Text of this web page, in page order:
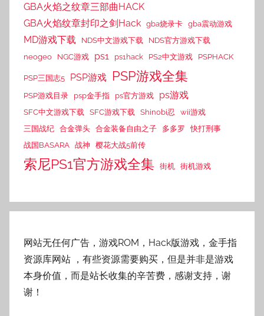
GBA火焰之纹章三部曲HACK
GBA火焰纹章封印之剑Hack gba烧录卡 gba震动游戏
MD游戏下载 NDS中文游戏下载
NDS官方游戏下载
neogeo
NGC游戏 ps1 ps1hack PS2中文游戏 PSPHACK
PSP三国志5 PSP游戏 PSP游戏全集
PSP游戏目录 psp金手指 ps官方游戏 ps游戏
SFC中文游戏下载 SFC游戏下载 Shinobi忍
wii游戏
三国战纪 合金弹头 合金装备自由之子 多多罗
快打刑事
战国BASARA 战神 樱花大战5前传
索尼PS1官方游戏全集 街机 街机游戏
网站无任何广告，游戏ROM，Hack版游戏，金手指
资源库网站 ，有些资源需要购买，但是并非是游戏
本身价值，而是站长收集的辛苦费，感谢支持，谢
谢！